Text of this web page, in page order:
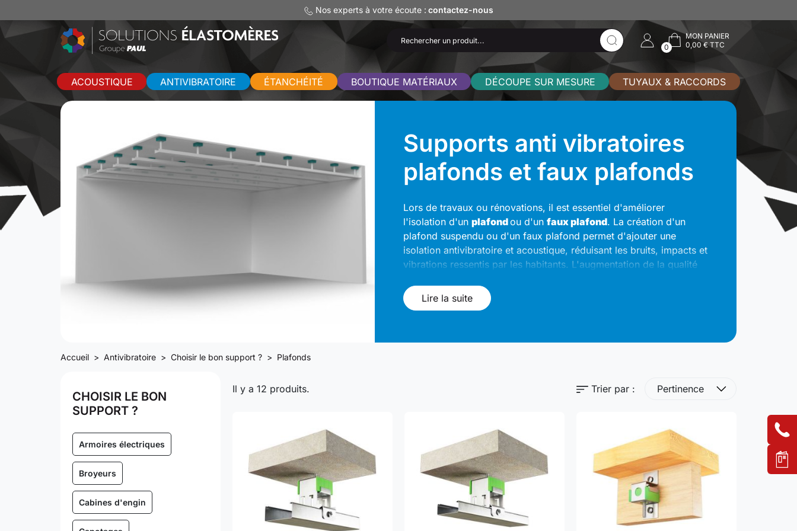
Nos experts à votre écoute : contactez-nous
0
MON PANIER
0,00 € TTC
ACOUSTIQUE ANTIVIBRATOIRE ÉTANCHÉITÉ BOUTIQUE MATÉRIAUX DÉCOUPE SUR MESURE TUYAUX & RACCORDS
Supports anti vibratoires
plafonds et faux plafonds
Lors de travaux ou rénovations, il est essentiel d'améliorer
l'isolation d'un plafondou d'un faux plafond. La création d'un
plafond suspendu ou d'un faux plafond permet d'ajouter une
isolation antivibratoire et acoustique, réduisant les bruits, impacts et
vibrations ressentis par les habitants. L'augmentation de la qualité
Lire la suite
Accueil Antivibratoire Choisir le bon support ? Plafonds
CHOISIR LE BON
SUPPORT ?
Armoires électriques
Broyeurs
Cabines d'engin
Il y a 12 produits. Trier par : Pertinence